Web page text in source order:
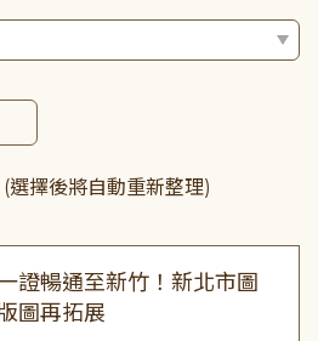
(選擇後將自動重新整理)
證暢通至新竹！新北市圖
圖再拓展